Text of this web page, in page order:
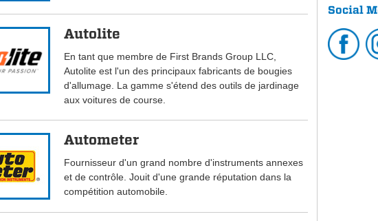
Autolite
En tant que membre de First Brands Group LLC,
Autolite est l'un des principaux fabricants de bougies
d'allumage. La gamme s'étend des outils de jardinage
aux voitures de course.
Autometer
Fournisseur d'un grand nombre d'instruments annexes
et de contrôle. Jouit d'une grande réputation dans la
compétition automobile.
Social